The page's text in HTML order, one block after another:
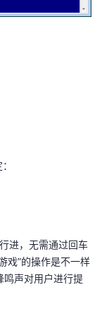
进，无需通过回车
戏”的操作是不一样
鸣声对用户进行提